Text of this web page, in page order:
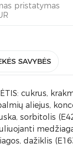
pristatymas
SAVYBĖS
cukrus,
aliejus,
sorbitolis
dažiklis